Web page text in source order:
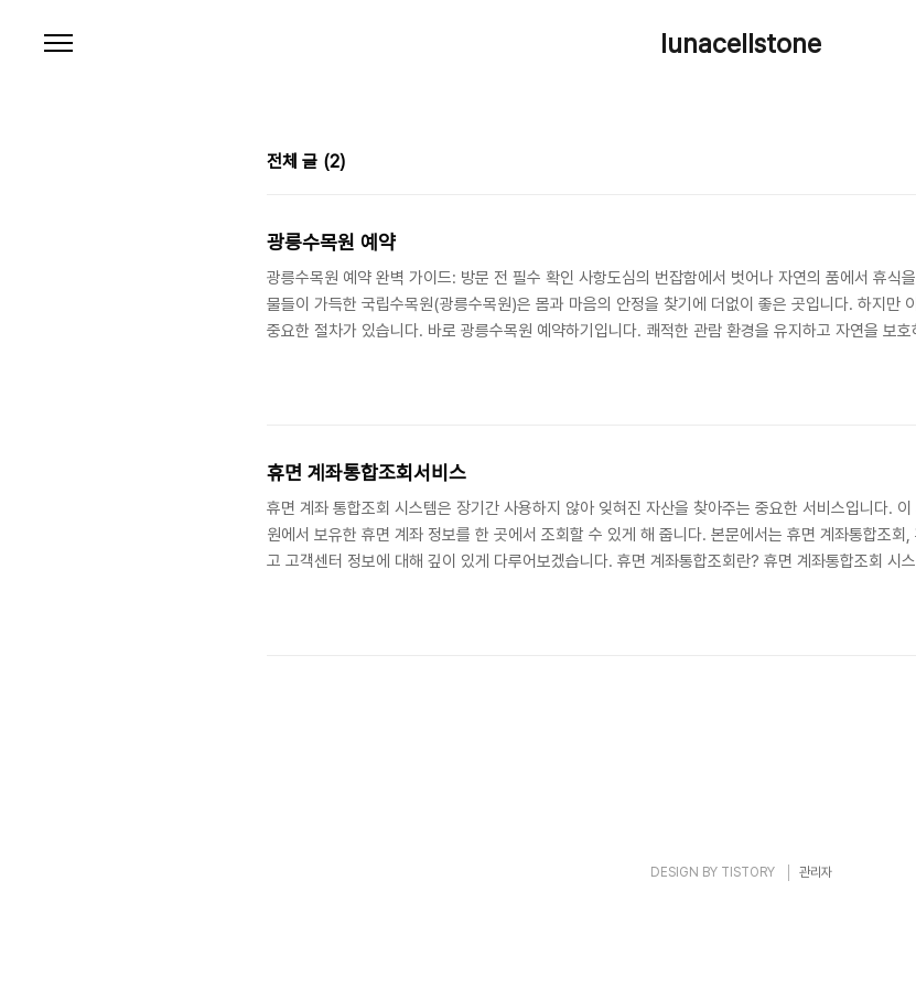
lunacellstone
전체 글 (2)
광릉수목원 예약
광릉수목원 예약 완벽 가이드: 방문 전 필수 확인 사항도심의 번잡함에서 벗어나 자연의 품에서 휴식
물들이 가득한 국립수목원(광릉수목원)은 몸과 마음의 안정을 찾기에 더없이 좋은 곳입니다. 하지만
중요한 절차가 있습니다. 바로 광릉수목원 예약하기입니다. 쾌적한 관람 환경을 유지하고 자연을 보
휴면 계좌통합조회서비스
휴면 계좌 통합조회 시스템은 장기간 사용하지 않아 잊혀진 자산을 찾아주는 중요한 서비스입니다.
원에서 보유한 휴면 계좌 정보를 한 곳에서 조회할 수 있게 해 줍니다. 본문에서는 휴면 계좌통합조회
고 고객센터 정보에 대해 깊이 있게 다루어보겠습니다. 휴면 계좌통합조회란? 휴면 계좌통합조회 시
DESIGN BY TISTORY 관리자